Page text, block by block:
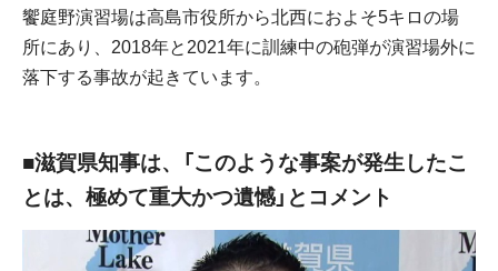
饗庭野演習場は高島市役所から北西におよそ5キロの場
所にあり、2018年と2021年に訓練中の砲弾が演習場外に
落下する事故が起きています。
■滋賀県知事は、「このような事案が発生したこ
とは、極めて重大かつ遺憾」とコメント